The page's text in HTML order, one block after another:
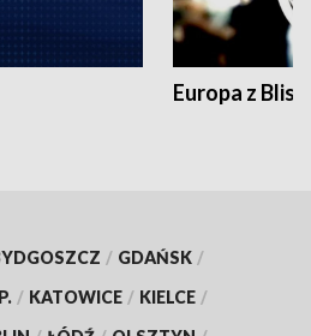
Europa z
/ GDAŃSK /
/ KATOWICE / KIELCE /